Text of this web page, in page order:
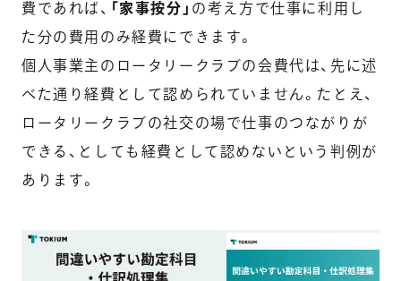
費であれば、
「家事按分」 の考え方で仕事に利用し
た分の費用のみ経費にできます。
個人事業主のロータリークラブの会費代は、先に述
べた通り経費として認められていません。たとえ、
ロータリークラブの社交の場で仕事のつながりが
できる、としても経費として認めないという判例が
あります。